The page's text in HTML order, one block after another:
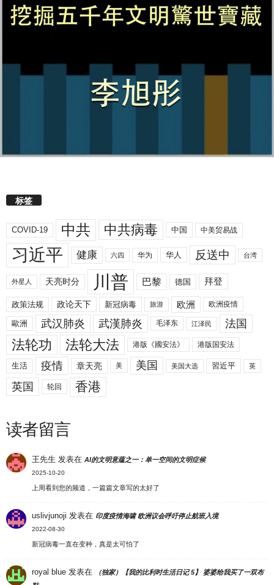
标签
COVID-19 中共 中共病毒 中国 中美贸易战
习近平 健康 六四 华为 华人 反送中 台湾
外星人 天亮时分 川普 巴黎 德国 拜登
政策法规 政论天下 新冠病毒 旅游 欧洲 欧洲疫情
歐洲 武汉肺炎 武漢肺炎 毛泽东 江泽民 法国
法轮功 法轮大法 港版《國安法》 港版国安法
生活 疫情 章天亮 美 美国 美国大选 習近平 英
英国 轮回 香港
读者留言
王先生 发表在AI的文明意蕴之一：单一空间的文明症候
2025-10-20
上周看到您的频道，一篇篇文章写的太好了
uslivjunoji 发表在 印度疫情海啸 欧洲议会呼吁停止航班入境
2022-08-30
新冠病毒一直在变种，真是太可怕了
royal blue 发表在
（独家）【我的比利时生活日记 5】 婆婆给我买了一双布